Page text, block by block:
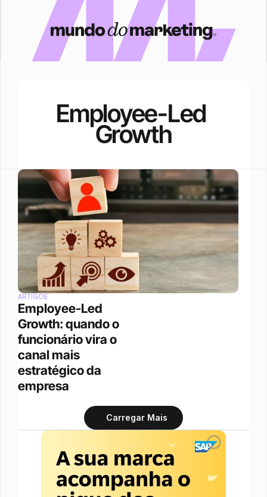
Employee-Led
Growth
ARTIGOS
Employee-Led
Growth: quando o
funcionário vira o
canal mais
estratégico da
empresa
Carregar Mais